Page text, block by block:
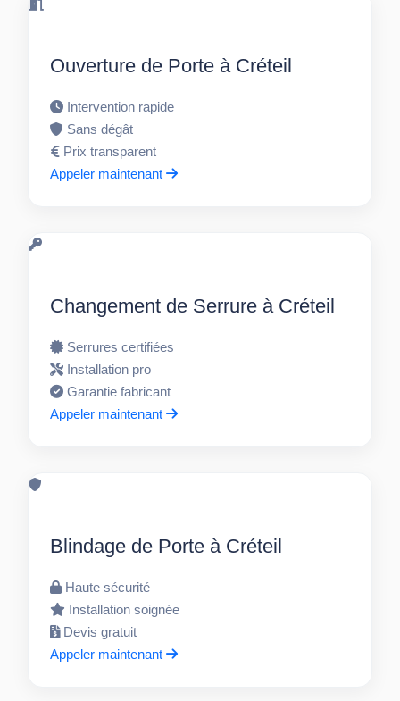
Ouverture de Porte à Créteil
Intervention rapide
Sans dégât
Prix transparent
Appeler maintenant
Changement de Serrure à Créteil
Serrures certifiées
Installation pro
Garantie fabricant
Appeler maintenant
Blindage de Porte à Créteil
Haute sécurité
Installation soignée
Devis gratuit
Appeler maintenant